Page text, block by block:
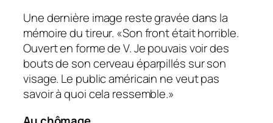
Une dernière image reste gravée dans la
mémoire du tireur. «Son front était horrible.
Ouvert en forme de V. Je pouvais voir des
bouts de son cerveau éparpillés sur son
visage. Le public américain ne veut pas
savoir à quoi cela ressemble.»